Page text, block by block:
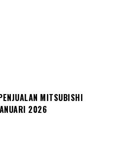
MITSUBISHI
2026